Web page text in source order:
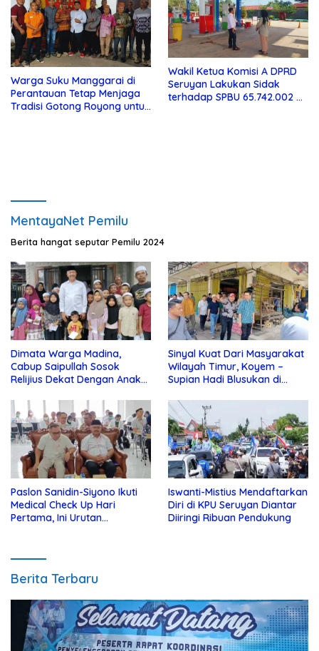
Warga Suku Manggarai di
Perantauan Tetap Menjaga
Tradisi Gotong Royong untuk
Wakil Ketua Komisi A DPRD
Seruyan Lakukan Sidak
terhadap SPBU 65.742.002 di
MentayaNet Pemilu
Berita hangat seputar Pemilu 2024
Dimata Warga Madina,
Cabup Saipullah Sosok
Relijius Dekat Dengan Anak
Sinyal Kuat Dari Masyarakat
Wilayah Timur, Koyem –
Supian Hadi Blusukan di
Paslon Sanidin-Siyono Ikuti
Medical Check Up Hari
Pertama, Ini Urutan
Iswanti-Mistius Mendaftarkan
Diri di KPU Seruyan Diantar
Diiringi Ribuan Pendukung
Berita Terbaru